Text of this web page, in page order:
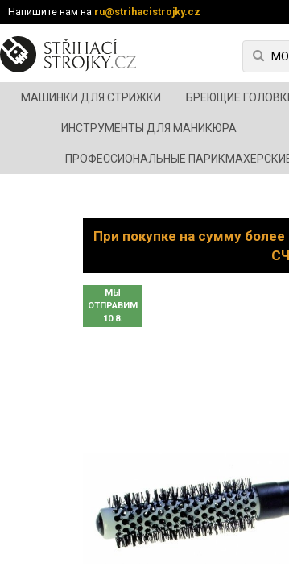
Напишите нам на ru@strihacistrojky.cz
МАШИНКИ ДЛЯ СТРИЖКИ БРЕЮЩИЕ
ИНСТРУМЕНТЫ ДЛЯ МАНИКЮРА
ПРОФЕССИОНАЛЬНЫЕ
При покупке на сумму
МЫ
ОТПРАВИМ
10.8.